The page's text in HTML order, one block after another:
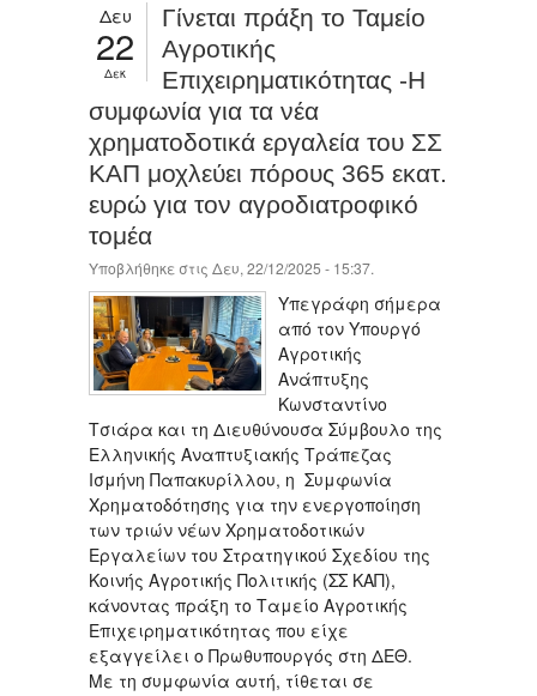
Δευ
22
Δεκ
Γίνεται πράξη το Ταμείο
Αγροτικής
Επιχειρηματικότητας -Η
συμφωνία για τα νέα
χρηματοδοτικά εργαλεία του ΣΣ
ΚΑΠ μοχλεύει πόρους 365 εκατ.
ευρώ για τον αγροδιατροφικό
τομέα
Υποβλήθηκε στις Δευ, 22/12/2025 - 15:37.
Υπεγράφη σήμερα
από τον Υπουργό
Αγροτικής
Ανάπτυξης
Κωνσταντίνο
Τσιάρα και τη Διευθύνουσα Σύμβουλο της
Ελληνικής Αναπτυξιακής Τράπεζας
Ισμήνη Παπακυρίλλου, η Συμφωνία
Χρηματοδότησης για την ενεργοποίηση
των τριών νέων Χρηματοδοτικών
Εργαλείων του Στρατηγικού Σχεδίου της
Κοινής Αγροτικής Πολιτικής (ΣΣ ΚΑΠ),
κάνοντας πράξη το Ταμείο Αγροτικής
Επιχειρηματικότητας που είχε
εξαγγείλει ο Πρωθυπουργός στη ΔΕΘ.
Με τη συμφωνία αυτή, τίθεται σε